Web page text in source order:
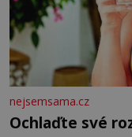
nejsemsama.cz
Ochlaďte své